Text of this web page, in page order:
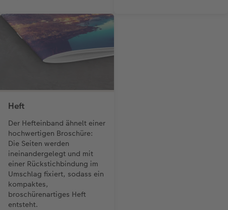
Heft
Der Hefteinband ähnelt einer
hochwertigen Broschüre:
Die Seiten werden
ineinandergelegt und mit
einer Rückstichbindung im
Umschlag fixiert, sodass ein
kompaktes,
broschürenartiges Heft
entsteht.